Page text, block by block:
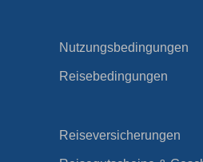
Nutzungsbedingungen
Reisebedingungen
Reiseversicherungen